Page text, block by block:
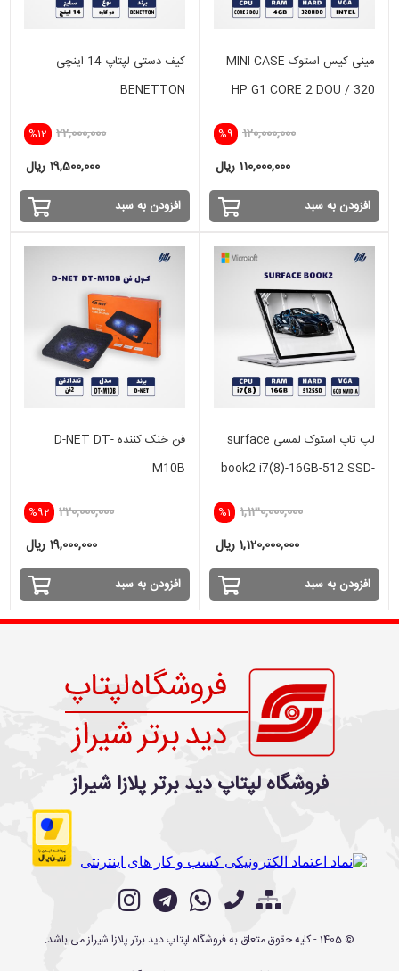
مینی کیس استوک MINI CASE
HP G1 CORE 2 DOU / 320
%9 120,000,000
110,000,000 ریال
افزودن به سبد
کیف دستی لپتاپ 14 اینچی
BENETTON
%12 22,000,000
19,500,000 ریال
افزودن به سبد
لپ تاپ استوک لمسی surface
book2 i7(8)-16GB-512 SSD-
%1 1,130,000,000
1,120,000,000 ریال
افزودن به سبد
فن خنک کننده D-NET DT-
M10B
%92 220,000,000
19,000,000 ریال
افزودن به سبد
فروشگاه لپتاپ دید برتر پلازا شیراز
©
1405- کلیه حقوق متعلق بهفروشگاه لپتاپ دید برتر پلازا شیرازمی باشد.